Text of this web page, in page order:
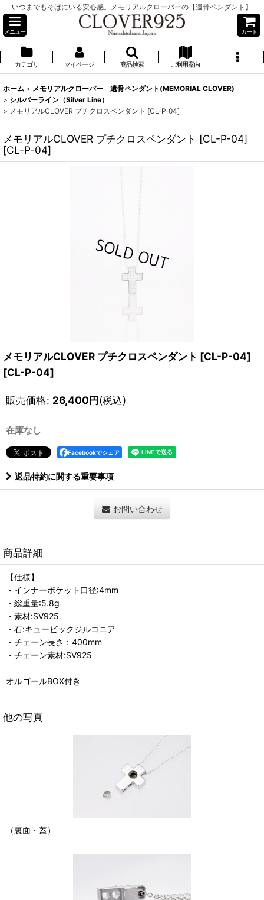
いつまでもそばにいる安心感。メモリアルクローバーの【遺骨ペンダント】
メニュー カート
カテゴリ マイページ 商品検索 ご利用案内
ホーム > メモリアルクローバー 遺骨ペンダント(MEMORIAL CLOVER)
> シルバーライン（Silver Line）
> メモリアルCLOVER プチクロスペンダント [CL-P-04]
メモリアルCLOVER プチクロスペンダント [CL-P-04]
[CL-P-04]
メモリアルCLOVER プチクロスペンダント [CL-P-04]
[CL-P-04]
販売価格: 26,400円(税込)
在庫なし
Facebookでシェア
返品特約に関する重要事項
お問い合わせ
商品詳細
【仕様】
・インナーポケット口径:4mm
・総重量:5.8g
・素材:SV925
・石:キュービックジルコニア
・チェーン長さ：400mm
・チェーン素材:SV925
オルゴールBOX付き
他の写真
（裏面・蓋）